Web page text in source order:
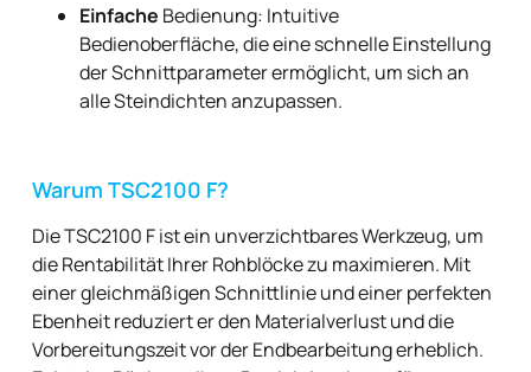
Einfache Bedienung: Intuitive
Bedienoberfläche, die eine schnelle Einstellung
der Schnittparameter ermöglicht, um sich an
alle Steindichten anzupassen.
Warum TSC2100 F?
Die TSC2100 F ist ein unverzichtbares Werkzeug, um
die Rentabilität Ihrer Rohblöcke zu maximieren. Mit
einer gleichmäßigen Schnittlinie und einer perfekten
Ebenheit reduziert er den Materialverlust und die
Vorbereitungszeit vor der Endbearbeitung erheblich.